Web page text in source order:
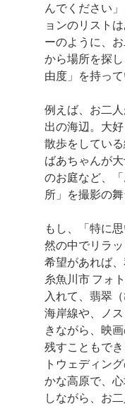
んでください
ョンのリスト
ーのように、
から場所を探
由度」を持って
例えば、お二
出の海辺。大
散歩をしてい
ばあちゃんが
のお庭など、
所」を撮影の
もし、「特に
然の中でリラ
希望があれば
糸魚川市 フォ
入れて、翡翠
海岸線や、ノ
きながら、映
残すこともで
トウェディン
かな高原で、
しながら、お